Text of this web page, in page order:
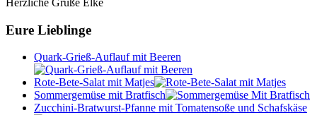
Eure Lieblinge
Quark-Grieß-Auflauf mit Beeren
Rote-Bete-Salat mit Matjes
Sommergemüse mit Bratfisch
Zucchini-Bratwurst-Pfanne mit Tomatensoße und Schafskäse